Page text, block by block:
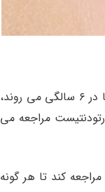
هیچ سن مشخصی برای یک کودک برای مراجعه به متخصص ارتودنسی وجود ندارد – برخی از بچه ها در ۶ سالگی می روند،
ارتودنتیست مراجعه می
به متخصص ارتودنسی مراجعه کند تا هر گونه